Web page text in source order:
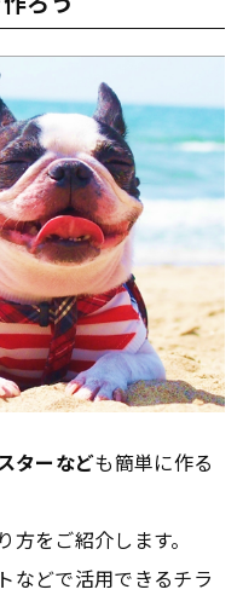
ターなども簡単に作る
をご紹介します。
などで活用できるチラ